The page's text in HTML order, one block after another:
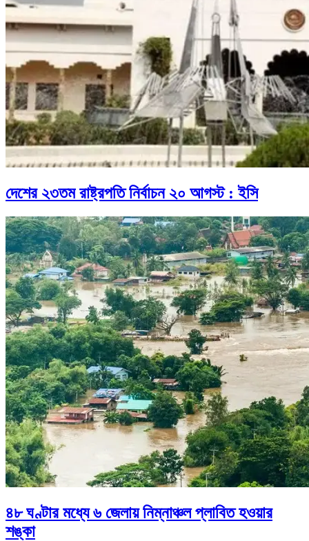
দেশের ২৩তম রাষ্ট্রপতি নির্বাচন ২০ আগস্ট : ইসি
৪৮ ঘণ্টার মধ্যে ৬ জেলায় নিম্নাঞ্চল প্লাবিত হওয়ার
শঙ্কা